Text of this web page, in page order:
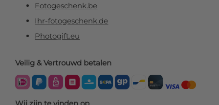
Fotogeschenk.be
Ihr-fotogeschenk.de
Photogift.eu
Veilig & Vertrouwd betalen